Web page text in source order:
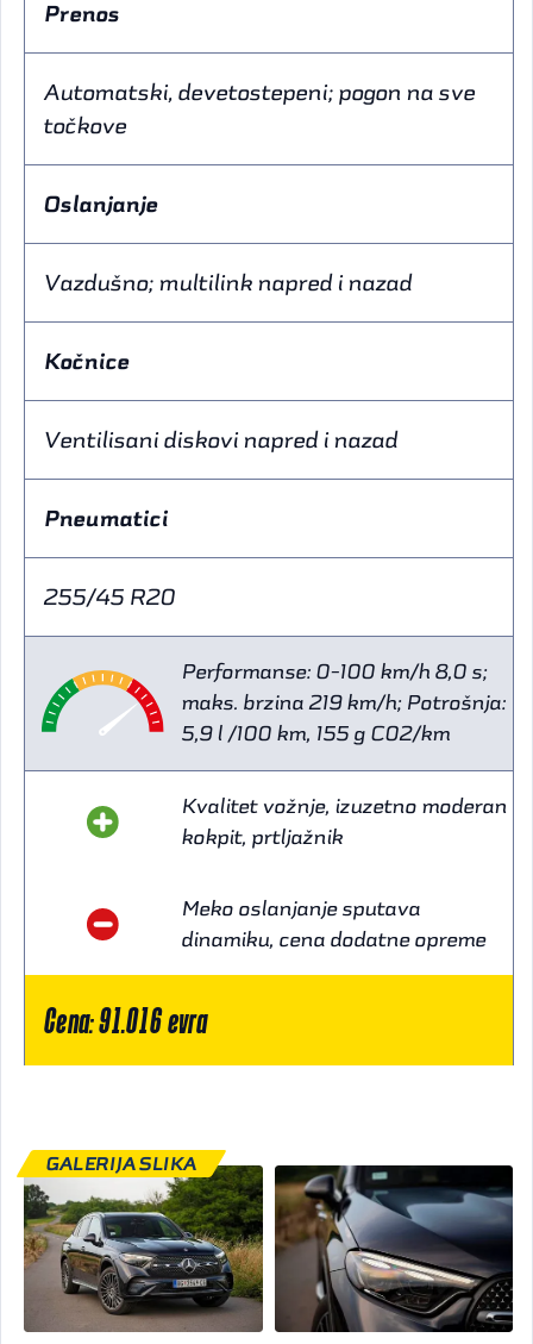
Prenos
Automatski, devetostepeni; pogon na sve
točkove
Oslanjanje
Vazdušno; multilink napred i nazad
Kočnice
Ventilisani diskovi napred i nazad
Pneumatici
255/45 R20
Performanse: 0-100 km/h 8,0 s;
maks. brzina 219 km/h; Potrošnja:
5,9 l /100 km, 155 g C02/km
Kvalitet vožnje, izuzetno moderan
kokpit, prtljažnik
Meko oslanjanje sputava
dinamiku, cena dodatne opreme
Cena: 91.016 evra
GALERIJA SLIKA